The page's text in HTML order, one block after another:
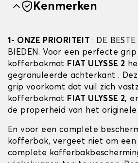
Kenmerken
1- ONZE PRIORITEIT : DE
BIEDEN. Voor een perfecte grip
kofferbakmat FIAT ULYSSE 2
gegranuleerde achterkant .
grip voorkomt dat vuil zich
kofferbakmat FIAT ULYSSE 2,
de properheid van het
En voor een complete
kofferbak, vergeet niet om een
complete